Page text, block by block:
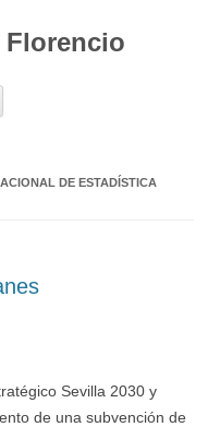
Florencio
DE ESTADÍSTICA
Sevilla 2030 y
de una subvención de